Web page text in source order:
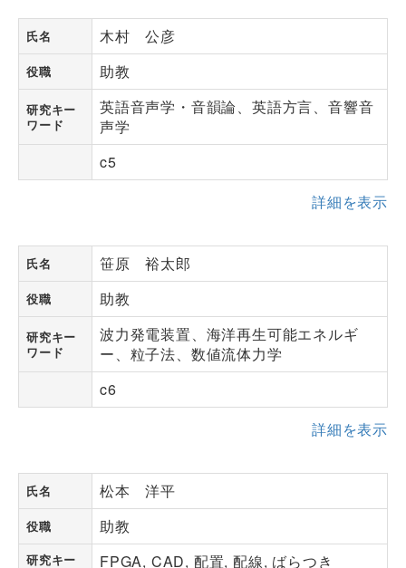
氏名 木村 公彦
役職 助教
研究キー
ワード
英語音声学・音韻論、英語方言、音響音
声学
c5
詳細を表示
氏名 笹原 裕太郎
役職 助教
研究キー
ワード
波力発電装置、海洋再生可能エネルギ
ー、粒子法、数値流体力学
c6
詳細を表示
氏名 松本 洋平
役職 助教
研究キー
FPGA, CAD, 配置, 配線, ばらつき